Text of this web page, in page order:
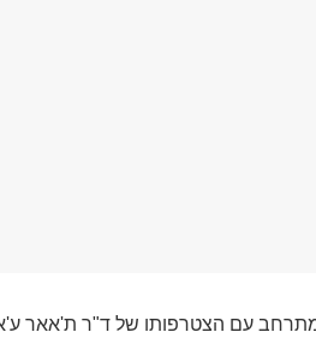
עם הצטרפותו של ד"ר ת'אאר